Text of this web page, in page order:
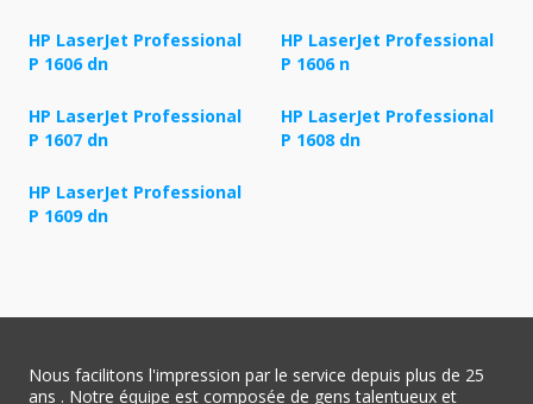
HP LaserJet Professional
P 1606 dn
HP LaserJet Professional
P 1606 n
HP LaserJet Professional
P 1607 dn
HP LaserJet Professional
P 1608 dn
HP LaserJet Professional
P 1609 dn
Nous facilitons l'impression par le service depuis plus de 25
ans . Notre équipe est composée de gens talentueux et